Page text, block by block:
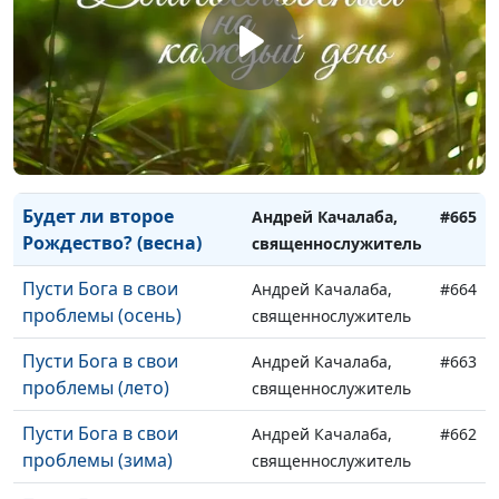
Рождество? (осень)
священнослужитель
Будет ли второе
Рождество? (лето)
Андрей Качалаба,
священнослужитель
#667
Будет ли второе
Рождество? (зима)
Андрей Качалаба,
священнослужитель
#666
Будет ли второе
Рождество? (весна)
Андрей Качалаба,
священнослужитель
#665
Пусти Бога в свои
проблемы (осень)
Андрей Качалаба,
священнослужитель
#664
Пусти Бога в свои
проблемы (лето)
Андрей Качалаба,
священнослужитель
#663
Пусти Бога в свои
проблемы (зима)
Андрей Качалаба,
священнослужитель
#662